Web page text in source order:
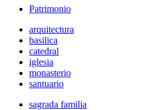
Patrimonio
arquitectura
basilica
catedral
iglesia
monasterio
santuario
sagrada familia